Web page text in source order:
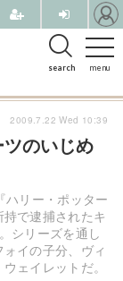
menu
search
ツのいじめ
ハリー・ポッター
で逮捕されたキ
シリーズを通し
イの子分、ヴィ
ェイレットだ。
2009.7.22 Wed 10:39